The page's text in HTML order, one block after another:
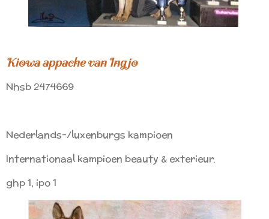
Kiowa appache van Ingjo
Nhsb 2474669
Nederlands-/luxenburgs kampioen
Internationaal kampioen beauty & exterieur.
ghp 1, ipo 1